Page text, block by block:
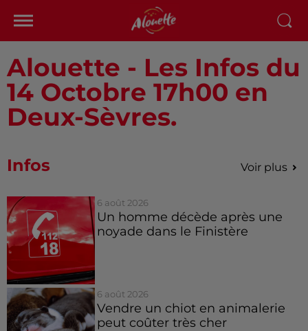
Alouette - Les Infos du
14 Octobre 17h00 en
Deux-Sèvres.
Infos Voir plus
6 août 2026
Un homme décède après une
noyade dans le Finistère
6 août 2026
Vendre un chiot en animalerie
peut coûter très cher